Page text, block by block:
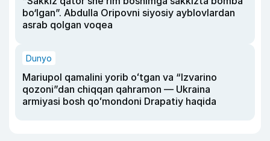
bo‘lgan”. Abdulla Oripovni siyosiy ayblovlardan
asrab qolgan voqea
Dunyo
Mariupol qamalini yorib oʻtgan va “Izvarino
qozoni”dan chiqqan qahramon — Ukraina
armiyasi bosh qoʻmondoni Drapatiy haqida